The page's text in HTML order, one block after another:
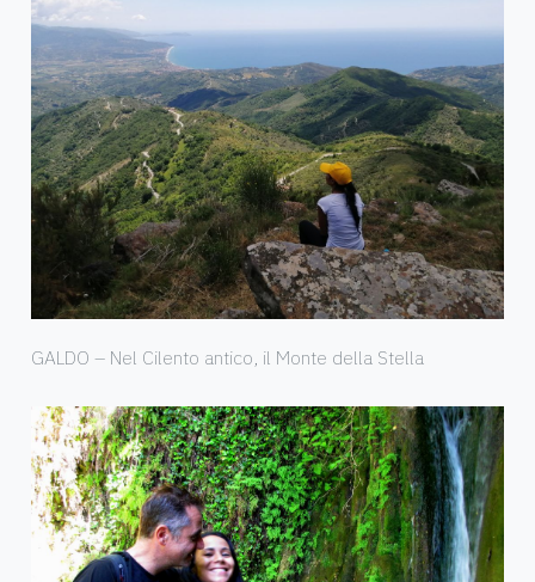
GALDO – Nel Cilento antico, il Monte della Stella